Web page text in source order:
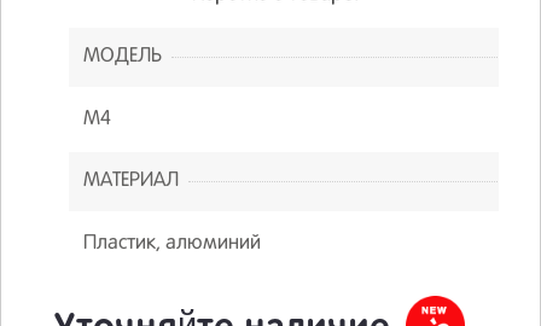
МОДЕЛЬ
M4
МАТЕРИАЛ
Пластик, алюминий